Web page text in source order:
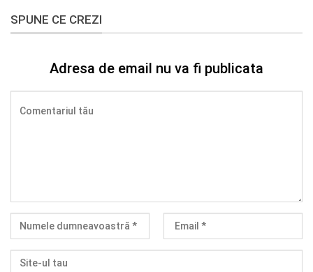
SPUNE CE CREZI
Adresa de email nu va fi publicata